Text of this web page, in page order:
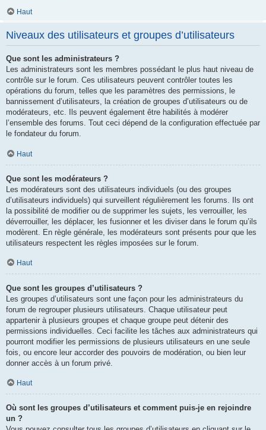
Haut
Niveaux des utilisateurs et groupes d’utilisateurs
Que sont les administrateurs ?
Les administrateurs sont les membres possédant le plus haut niveau de
contrôle sur le forum. Ces utilisateurs peuvent contrôler toutes les
opérations du forum, telles que les paramètres des permissions, le
bannissement d’utilisateurs, la création de groupes d’utilisateurs ou de
modérateurs, etc. Ils peuvent également être habilités à modérer
l’ensemble des forums. Tout ceci dépend de la configuration effectuée par
le fondateur du forum.
Haut
Que sont les modérateurs ?
Les modérateurs sont des utilisateurs individuels (ou des groupes
d’utilisateurs individuels) qui surveillent régulièrement les forums. Ils ont
la possibilité de modifier ou de supprimer les sujets, les verrouiller, les
déverrouiller, les déplacer, les fusionner et les diviser dans le forum qu’ils
modèrent. En règle générale, les modérateurs sont présents pour que les
utilisateurs respectent les règles imposées sur le forum.
Haut
Que sont les groupes d’utilisateurs ?
Les groupes d’utilisateurs sont une façon pour les administrateurs du
forum de regrouper plusieurs utilisateurs. Chaque utilisateur peut
appartenir à plusieurs groupes et chaque groupe peut détenir des
permissions individuelles. Ceci facilite les tâches aux administrateurs qui
pourront modifier les permissions de plusieurs utilisateurs en une seule
fois, ou encore leur accorder des pouvoirs de modération, ou bien leur
donner accès à un forum privé.
Haut
Où sont les groupes d’utilisateurs et comment puis-je en rejoindre
un ?